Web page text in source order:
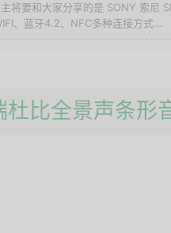
将要和大家分享的是 SONY 索尼
、蓝牙4.2、NFC多种连接方式...
杜比全景声条